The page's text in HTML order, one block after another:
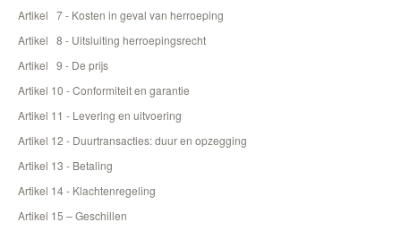
Artikel 7 - Kosten in geval van herroeping
Artikel 8 - Uitsluiting herroepingsrecht
Artikel 9 - De prijs
Artikel 10 - Conformiteit en garantie
Artikel 11 - Levering en uitvoering
Artikel 12 - Duurtransacties: duur en opzegging
Artikel 13 - Betaling
Artikel 14 - Klachtenregeling
Artikel 15 – Geschillen